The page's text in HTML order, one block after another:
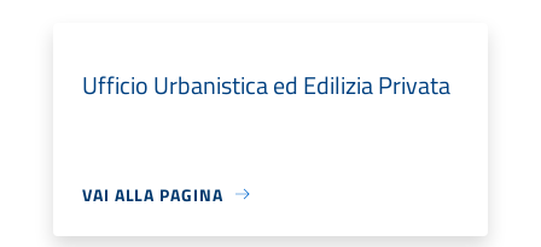
Ufficio Urbanistica ed Edilizia Privata
VAI ALLA PAGINA